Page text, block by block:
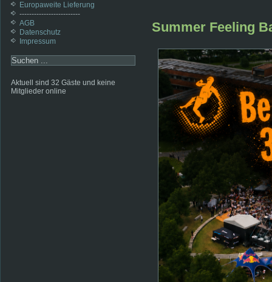
Europaweite Lieferung
-------------------------
AGB
Datenschutz
Impressum
Aktuell sind 32 Gäste und keine
Mitglieder online
Summer Feeling